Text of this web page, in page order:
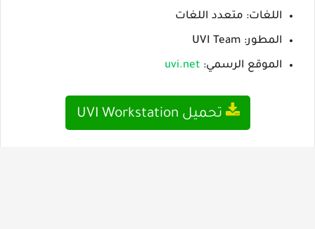
اللغات: متعدد اللغات
المطور: UVI Team
الموقع الرسمي: uvi.net
تحميل UVI Workstation